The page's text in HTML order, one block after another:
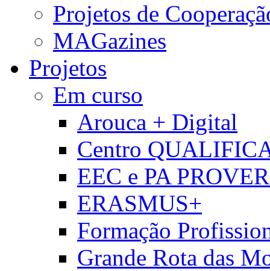
Projetos de
MAGazines
Projetos
Em curso
Arouca + Digital
Centro
EEC e PA
ERASMUS+
Formação
Grande Rota das